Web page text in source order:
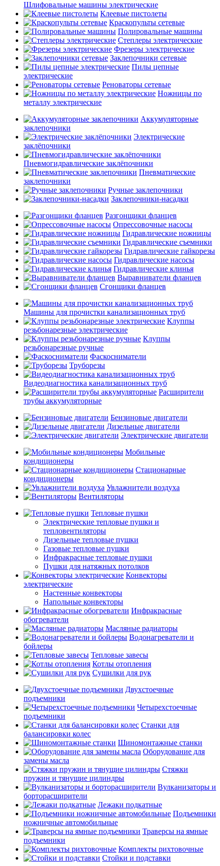
Шлифовальные машины электрические
Клеевые пистолеты
Краскопульты сетевые
Полировальные машины
Степлеры электрические
Фрезеры электрические
Заклепочники сетевые
Пилы цепные
электрические
Реноваторы сетевые
Ножницы по
металлу электрические
Аккумуляторные
заклепочники
Электрические
заклёпочники
Пневмогидравлические заклёпочники
Пневматические
заклепочники
Ручные заклепочники
Заклепочники-насадки
Разгонщики фланцев
Опрессовочные насосы
Гидравлические ножницы
Гидравлические съемники
Гидравлические гайкорезы
Гидравлические насосы
Гидравлические клинья
Выравниватели фланцев
Сгонщики фланцев
Машины для прочистки канализационных труб
Клуппы
резьбонарезные электрические
Клуппы
резьбонарезные ручные
Фаскосниматели
Труборезы
Видеодиагностика канализационных труб
Расширители
трубы аккумуляторные
Бензиновые двигатели
Дизельные двигатели
Электрические двигатели
Мобильные
кондиционеры
Стационарные
кондиционеры
Увлажнители воздуха
Вентиляторы
Тепловые пушки
Электрические тепловые пушки и
тепловентиляторы
Дизельные тепловые пушки
Газовые тепловые пушки
Инфракрасные тепловые пушки
Пушки для натяжных потолков
Конвекторы
электрические
Настенные конвекторы
Напольные конвекторы
Инфракрасные
обогреватели
Масляные радиаторы
Водонагреватели и
бойлеры
Тепловые завесы
Котлы отопления
Сушилки для рук
Двухстоечные
подъемники
Четырехстоечные
подъемники
Станки для
балансировки колес
Шиномонтажные станки
Оборудование для
замены масла
Стяжки
пружин и тянущие цилиндры
Вулканизаторы и
борторасширители
Лежаки подкатные
Подъемники
ножничные автомобильные
Траверсы на ямные
подъемники
Комплекты рихтовочные
Стойки и подставки